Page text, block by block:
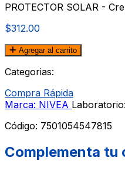
PROTECTOR SOLAR -
$312.00
Agregar al carrito
Categorias:
Compra Rápida
Marca: NIVEA
Código: 7501054547815
Complementa tu